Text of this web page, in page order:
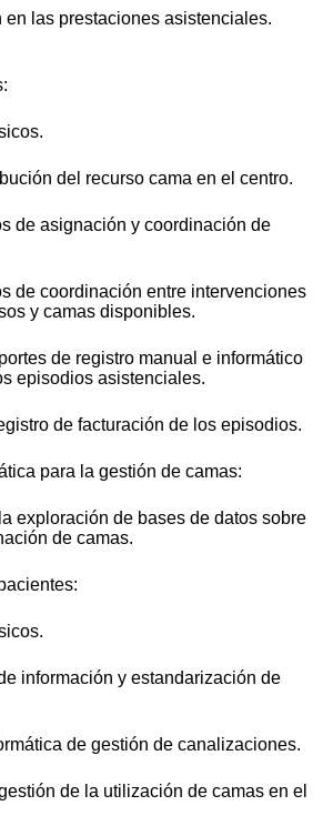
en las prestaciones asistenciales.
del recurso cama en el centro.
de asignación y coordinación de
de coordinación entre intervenciones
y camas disponibles.
de registro manual e informático
episodios asistenciales.
de facturación de los episodios.
para la gestión de camas:
exploración de bases de datos sobre
de camas.
información y estandarización de
de gestión de canalizaciones.
de la utilización de camas en el